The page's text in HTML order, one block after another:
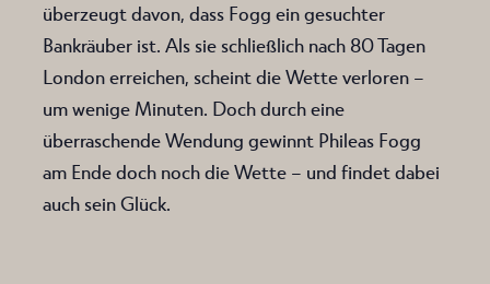
überzeugt davon, dass Fogg ein gesuchter
Bankräuber ist. Als sie schließlich nach 80 Tagen
London erreichen, scheint die Wette verloren –
um wenige Minuten. Doch durch eine
überraschende Wendung gewinnt Phileas Fogg
am Ende doch noch die Wette – und findet dabei
auch sein Glück.